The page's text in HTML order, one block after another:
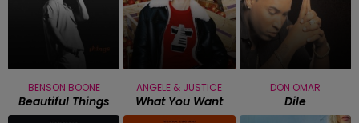
BENSON BOONE
Beautiful Things
ANGELE & JUSTICE
What You Want
DON OMAR
Dile